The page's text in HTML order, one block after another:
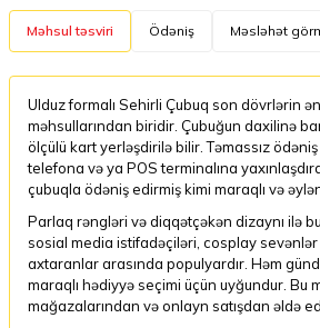
Məhsul təsviri Ödəniş Məsləhət
Ulduz formalı Sehirli Çubuq son dövrlərin
məhsullarından biridir. Çubuğun daxilinə
ölçülü kart yerləşdirilə bilir. Təmassız
telefona və ya POS terminalına
çubuqla ödəniş edirmiş kimi maraqlı və
Parlaq rəngləri və diqqətçəkən dizaynı ilə
sosial media istifadəçiləri, cosplay
axtaranlar arasında populyardır. Həm
maraqlı hədiyyə seçimi üçün uyğundur. Bu
mağazalarından və onlayn satışdan əldə